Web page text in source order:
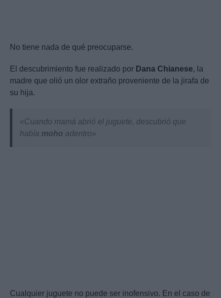
No tiene nada de qué preocuparse.
El descubrimiento fue realizado por Dana Chianese, la
madre que olió un olor extraño proveniente de la jirafa de
su hija.
«Cuando mamá abrió el juguete, descubrió que
había moho adentro»
Cualquier juguete no puede ser inofensivo. En el caso de